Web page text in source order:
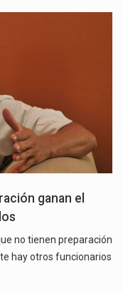
ganan el
no tienen preparación
hay otros funcionarios